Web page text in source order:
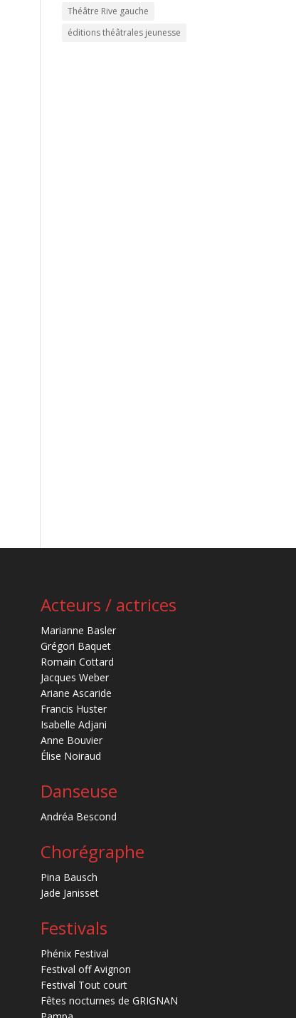
Théâtre Rive gauche
éditions théâtrales jeunesse
Acteurs / actrices
Marianne Basler
Grégori Baquet
Romain Cottard
Jacques Weber
Ariane Ascaride
Francis Huster
Isabelle Adjani
Anne Bouvier
Élise Noiraud
Danseuse
Andréa Bescond
Chorégraphe
Pina Bausch
Jade Janisset
Festivals
Phénix Festival
Festival off Avignon
Festival Tout court
Fêtes nocturnes de GRIGNAN